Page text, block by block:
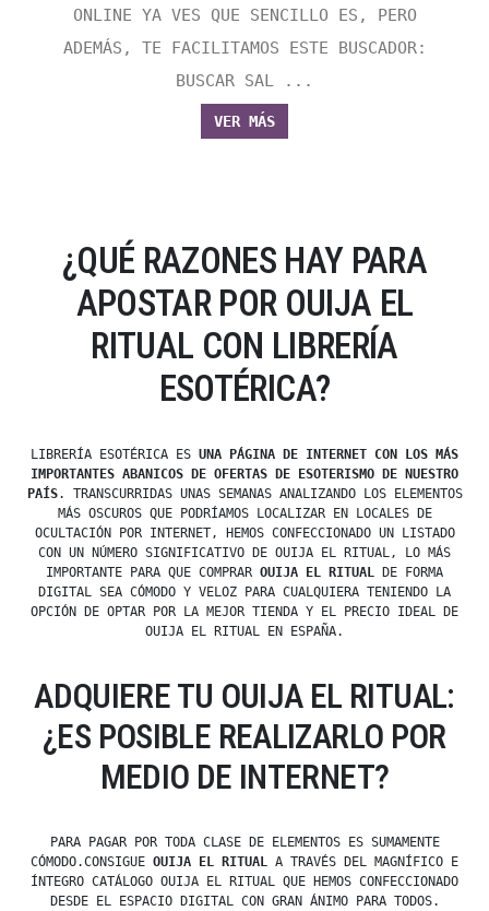
ONLINE YA VES QUE SENCILLO ES, PERO
ADEMÁS, TE FACILITAMOS ESTE BUSCADOR:
BUSCAR SAL ...
VER MÁS
¿QUÉ RAZONES HAY PARA
APOSTAR POR OUIJA EL
RITUAL CON LIBRERÍA
ESOTÉRICA?
LIBRERÍA ESOTÉRICA ES UNA PÁGINA DE INTERNET CON LOS MÁS
IMPORTANTES ABANICOS DE OFERTAS DE ESOTERISMO DE NUESTRO
PAÍS. TRANSCURRIDAS UNAS SEMANAS ANALIZANDO LOS ELEMENTOS
MÁS OSCUROS QUE PODRÍAMOS LOCALIZAR EN LOCALES DE
OCULTACIÓN POR INTERNET, HEMOS CONFECCIONADO UN LISTADO
CON UN NÚMERO SIGNIFICATIVO DE OUIJA EL RITUAL, LO MÁS
IMPORTANTE PARA QUE COMPRAR OUIJA EL RITUAL DE FORMA
DIGITAL SEA CÓMODO Y VELOZ PARA CUALQUIERA TENIENDO LA
OPCIÓN DE OPTAR POR LA MEJOR TIENDA Y EL PRECIO IDEAL DE
OUIJA EL RITUAL EN ESPAÑA.
ADQUIERE TU OUIJA EL RITUAL:
¿ES POSIBLE REALIZARLO POR
MEDIO DE INTERNET?
PARA PAGAR POR TODA CLASE DE ELEMENTOS ES SUMAMENTE
CÓMODO.CONSIGUE OUIJA EL RITUAL A TRAVÉS DEL MAGNÍFICO E
ÍNTEGRO CATÁLOGO OUIJA EL RITUAL QUE HEMOS CONFECCIONADO
DESDE EL ESPACIO DIGITAL CON GRAN ÁNIMO PARA TODOS.